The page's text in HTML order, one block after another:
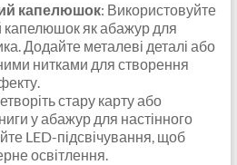
капелюшок: Використовуйте
капелюшок як абажур для
Додайте металеві деталі або
нитками для створення
стару карту або
у абажур для настінного
LED-підсвічування, щоб
освітлення.